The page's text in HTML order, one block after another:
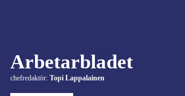
Arbetarbladet
chefredaktör: Topi Lappalainen